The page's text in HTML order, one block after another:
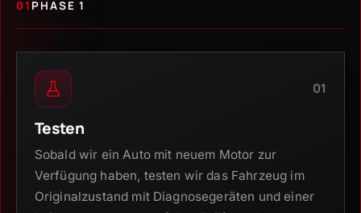
01 PHASE 1
01
Testen
Sobald wir ein Auto mit neuem Motor zur
Verfügung haben, testen wir das Fahrzeug im
Originalzustand mit Diagnosegeräten und einer